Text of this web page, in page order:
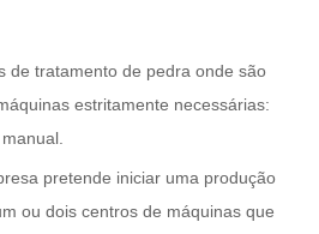
de tratamento de pedra onde são
estritamente necessárias:
pretende iniciar uma produção
ou dois centros de máquinas que